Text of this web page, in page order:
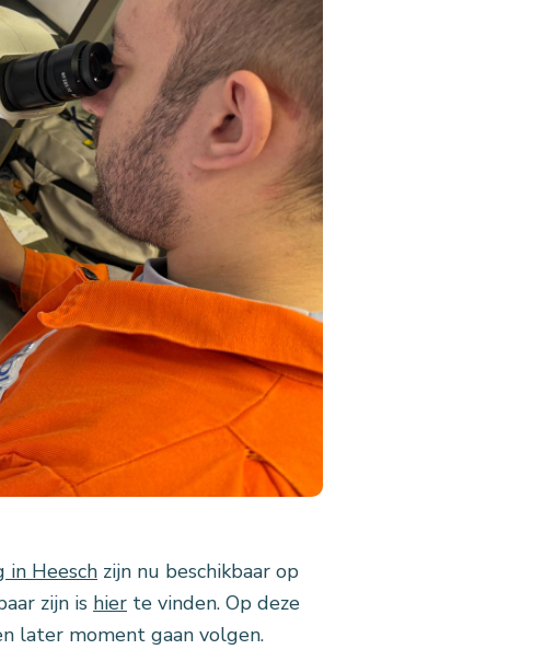
in Heesch zijn nu beschikbaar op
zijn is hier te vinden. Op deze
later moment gaan volgen.